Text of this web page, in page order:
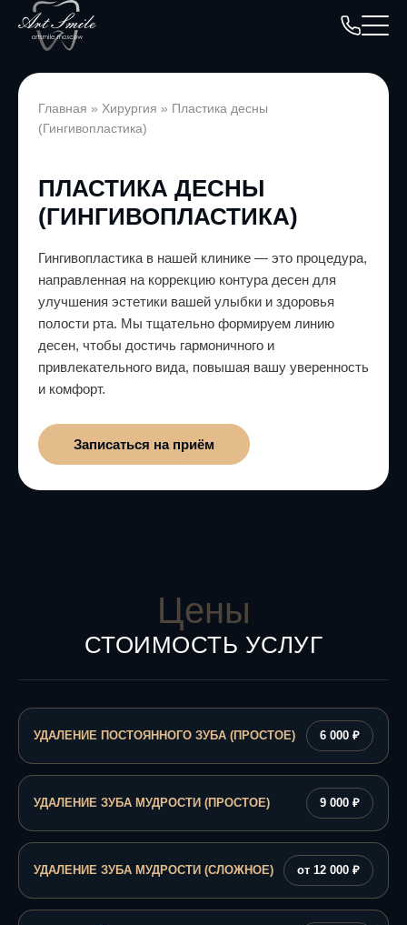
Главная » Хирургия » Пластика десны
(Гингивопластика)
ПЛАСТИКА ДЕСНЫ
(ГИНГИВОПЛАСТИКА)
Гингивопластика в нашей клинике — это процедура,
направленная на коррекцию контура десен для
улучшения эстетики вашей улыбки и здоровья
полости рта. Мы тщательно формируем линию
десен, чтобы достичь гармоничного и
привлекательного вида, повышая вашу уверенность
и комфорт.
Записаться на приём
СТОИМОСТЬ УСЛУГ
Цены
УДАЛЕНИЕ ПОСТОЯННОГО ЗУБА (ПРОСТОЕ) 6 000 ₽
УДАЛЕНИЕ ЗУБА МУДРОСТИ (ПРОСТОЕ) 9 000 ₽
УДАЛЕНИЕ ЗУБА МУДРОСТИ (СЛОЖНОЕ) от 12 000 ₽